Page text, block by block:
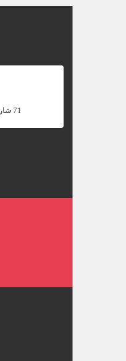
‎71 شارع محرم بك - محرم بك. الاسكندريه